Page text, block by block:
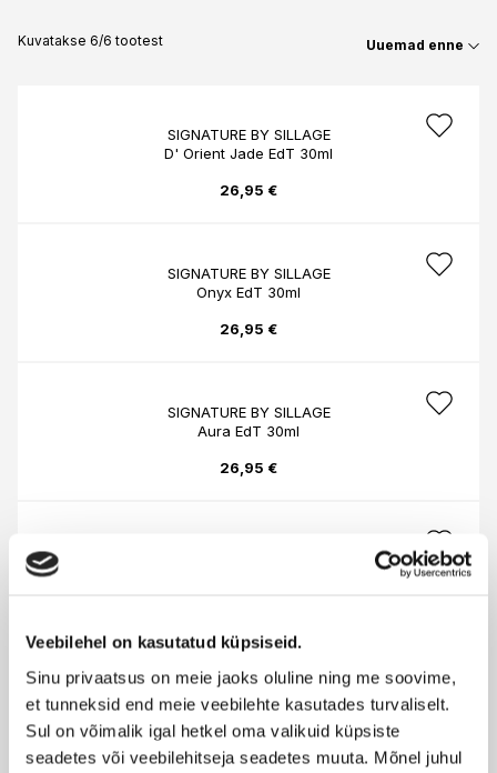
Veebilehel on kasutatud küpsiseid.
Sinu privaatsus on meie jaoks oluline ning me soovime,
et tunneksid end meie veebilehte kasutades turvaliselt.
Sul on võimalik igal hetkel oma valikuid küpsiste
seadetes või veebilehitseja seadetes muuta. Mõnel juhul
Kuvatakse 6/6 tootest Uuemad enne
SIGNATURE BY SILLAGE
D' Orient Jade EdT 30ml
26,95 €
SIGNATURE BY SILLAGE
Onyx EdT 30ml
26,95 €
SIGNATURE BY SILLAGE
Aura EdT 30ml
26,95 €
SIGNATURE BY SILLAGE
Paradiso EdT 30ml